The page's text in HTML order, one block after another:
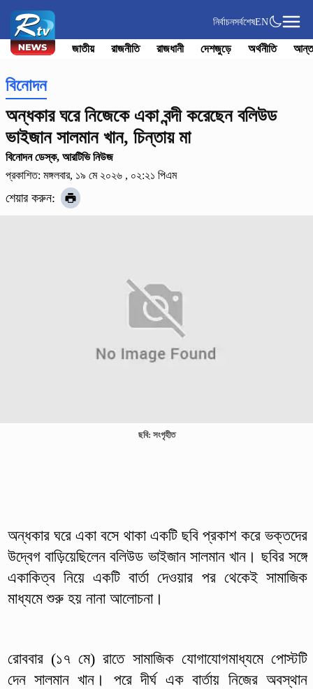
নির্বাচনসর্বশেষEN
জাতীয় রাজনীতি রাজধানী দেশজুড়ে অর্থনীতি
বিনোদন
অন্ধকার ঘরে নিজেকে একা বন্দী করেছেন বলিউড
ভাইজান সালমান খান, চিন্তায় মা
বিনোদন ডেস্ক, আরটিভি নিউজ
প্রকাশিত: মঙ্গলবার, ১৯ মে ২০২৬ , ০২:২১ পিএম
শেয়ার করুন:
ছবি: সংগৃহীত
অন্ধকার ঘরে একা বসে থাকা একটি ছবি প্রকাশ করে ভক্তদের
উদ্বেগ বাড়িয়েছিলেন বলিউড ভাইজান সালমান খান। ছবির সঙ্গে
একাকিত্ব নিয়ে একটি বার্তা দেওয়ার পর থেকেই সামাজিক
মাধ্যমে শুরু হয় নানা আলোচনা।
রোববার (১৭ মে) রাতে সামাজিক যোগাযোগমাধ্যমে পোস্টটি
দেন সালমান খান। পরে দীর্ঘ এক বার্তায় নিজের অবস্থান